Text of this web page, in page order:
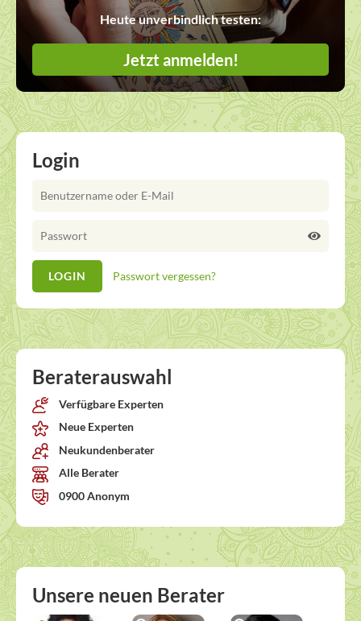
Heute unverbindlich testen:
Jetzt anmelden!
Login
Passwort vergessen?
Beraterauswahl
Verfügbare Experten
Neue Experten
Neukundenberater
Alle Berater
0900 Anonym
Unsere neuen Berater